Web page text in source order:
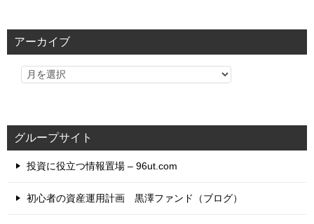
リ
アーカイブ
グループサイト
投資に役立つ情報置場 – 96ut.com
初心者の資産運用計画 黒澤ファンド（ブログ）